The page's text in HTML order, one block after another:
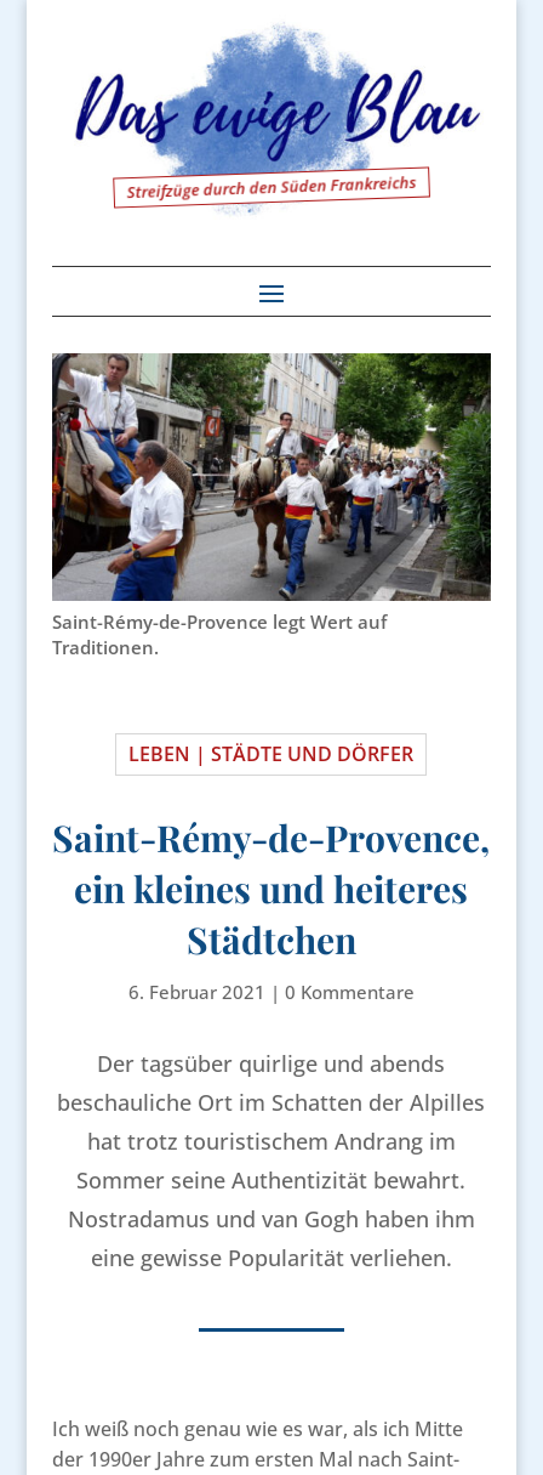
Streifzüge durch den Süden Frankreichs
Saint-Rémy-de-Provence legt Wert auf
Traditionen.
LEBEN | STÄDTE UND DÖRFER
Saint-Rémy-de-Provence,
ein kleines und heiteres
Städtchen
6. Februar 2021 | 0 Kommentare
Der tagsüber quirlige und abends
beschauliche Ort im Schatten der Alpilles
hat trotz touristischem Andrang im
Sommer seine Authentizität bewahrt.
Nostradamus und van Gogh haben ihm
eine gewisse Popularität verliehen.
Ich weiß noch genau wie es war, als ich Mitte
der 1990er Jahre zum ersten Mal nach Saint-